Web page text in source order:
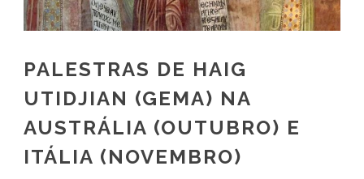
PALESTRAS DE HAIG
UTIDJIAN (GEMA) NA
AUSTRÁLIA (OUTUBRO) E
ITÁLIA (NOVEMBRO)